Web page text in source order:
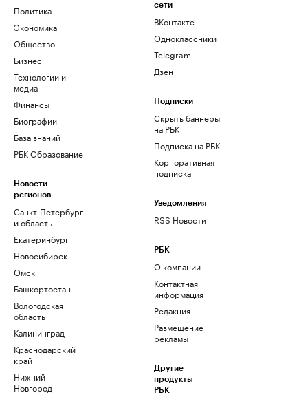
Политика
Экономика
Общество
Бизнес
Технологии и
медиа
Финансы
Биографии
База знаний
РБК Образование
Новости
регионов
Санкт-Петербург
и область
Екатеринбург
Новосибирск
Омск
Башкортостан
Вологодская
область
Калининград
Краснодарский
край
Нижний
Новгород
сети
ВКонтакте
Одноклассники
Telegram
Дзен
Подписки
Скрыть баннеры
на РБК
Подписка на РБК
Корпоративная
подписка
Уведомления
RSS Новости
РБК
О компании
Контактная
информация
Редакция
Размещение
рекламы
Другие
продукты
РБК